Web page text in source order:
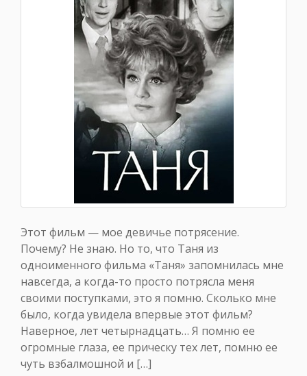
Этот фильм — мое девичье потрясение.
Почему? Не знаю. Но то, что Таня из
одноименного фильма «Таня» запомнилась мне
навсегда, а когда-то просто потрясла меня
своими поступками, это я помню. Сколько мне
было, когда увидела впервые этот фильм?
Наверное, лет четырнадцать… Я помню ее
огромные глаза, ее прическу тех лет, помню ее
чуть взбалмошной и […]